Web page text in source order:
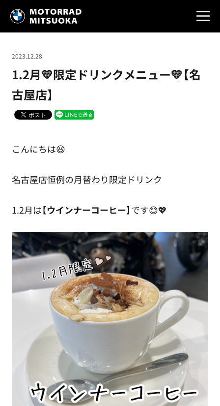
1.2月💛限定ドリンクメニュー💛【名
古屋店】
2023.12.28
こんにちは😆
名古屋店恒例の月替わり限定ドリンク
1.2月は【ウインナーコーヒー】です😊💖